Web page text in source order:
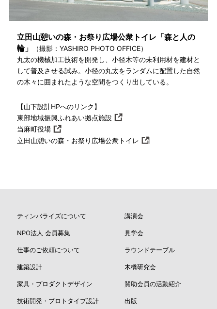
立田山憩いの森・お祭り広場公衆トイレ「森と人の
輪」
（撮影：YASHIRO PHOTO OFFICE）
丸太の機械加工技術を開発し、小径木等の未利用材を建材と
して普及させる試み。小径の丸太をランダムに配置した自然
の木々に囲まれたような空間をつくり出している。
【山下設計HPへのリンク】
東部地域振興ふれあい拠点施設
当麻町役場
立田山憩いの森・お祭り広場公衆トイレ
ティンバライズについて
NPO法人 会員募集
仕事のご依頼について
建築設計
家具・プロダクトデザイン
技術開発・プロトタイプ設計
講演会
見学会
ラウンドテーブル
木橋研究会
賛助会員の活動紹介
出版